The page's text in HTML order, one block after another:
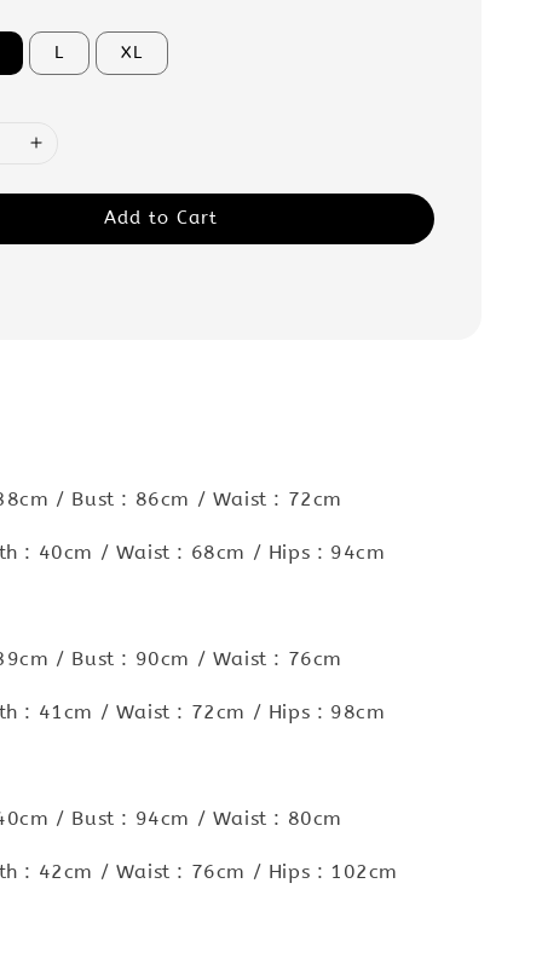
L XL
Add to Cart
/ Bust : 86cm / Waist : 72cm
: 40cm / Waist : 68cm / Hips : 94cm
/ Bust : 90cm / Waist : 76cm
: 41cm / Waist : 72cm / Hips : 98cm
/ Bust : 94cm / Waist : 80cm
: 42cm / Waist : 76cm / Hips : 102cm